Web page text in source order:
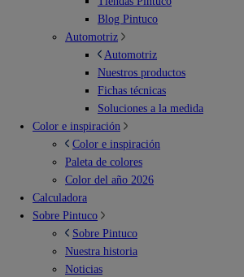
Blog Pintuco
Automotriz
Automotriz
Nuestros productos
Fichas técnicas
Soluciones a la medida
Color e inspiración
Color e inspiración
Paleta de colores
Color del año 2026
Calculadora
Sobre Pintuco
Sobre Pintuco
Nuestra historia
Noticias